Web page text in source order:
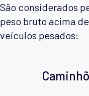
São considerados
peso bruto acima
veículos pesados: